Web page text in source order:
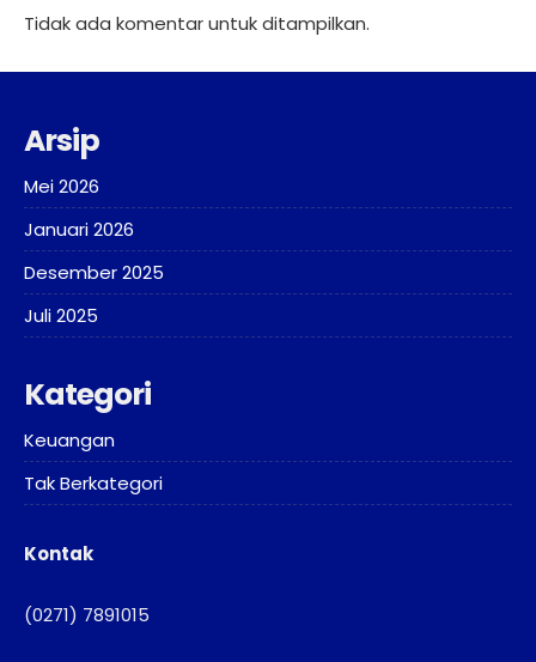
PMR
Paskibraka
Tidak ada komentar untuk ditampilkan.
Arsip
Mei 2026
Januari 2026
Desember 2025
Juli 2025
Kategori
Keuangan
Tak Berkategori
Kontak
(0271) 7891015